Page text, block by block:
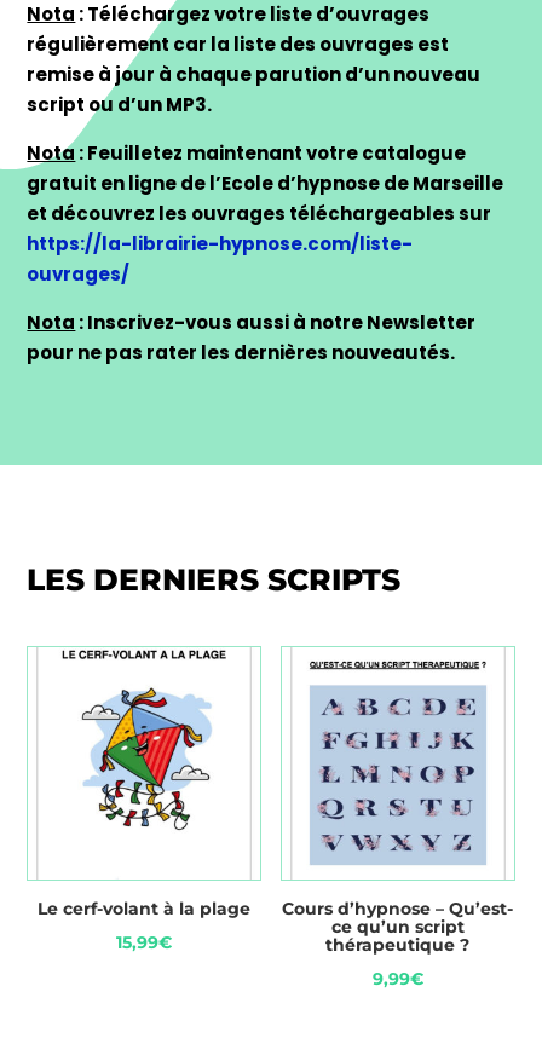
Nota : Téléchargez votre liste d’ouvrages
régulièrement car la liste des ouvrages est
remise à jour à chaque parution d’un nouveau
script ou d’un MP3.
Nota : Feuilletez maintenant votre catalogue
gratuit en ligne de l’Ecole d’hypnose de Marseille
et découvrez les ouvrages téléchargeables sur
https://la-librairie-hypnose.com/liste-
ouvrages/
Nota : Inscrivez-vous aussi à notre Newsletter
pour ne pas rater les dernières nouveautés.
LES DERNIERS SCRIPTS
Le cerf-volant à la plage
15,99€
Cours d’hypnose – Qu’est-
ce qu’un script
thérapeutique ?
9,99€